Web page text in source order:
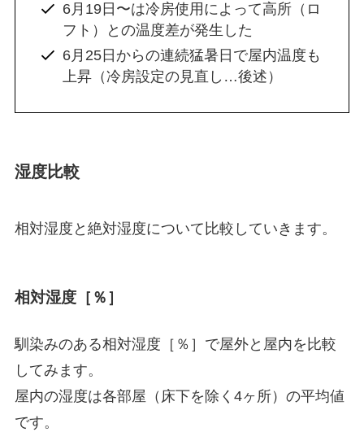
6月19日〜は冷房使用によって高所（ロ
フト）との温度差が発生した
6月25日からの連続猛暑日で屋内温度も
上昇（冷房設定の見直し…後述）
湿度比較
相対湿度と絶対湿度について比較していきます。
相対湿度［％］
馴染みのある相対湿度［％］で屋外と屋内を比較
してみます。
屋内の湿度は各部屋（床下を除く4ヶ所）の平均値
です。